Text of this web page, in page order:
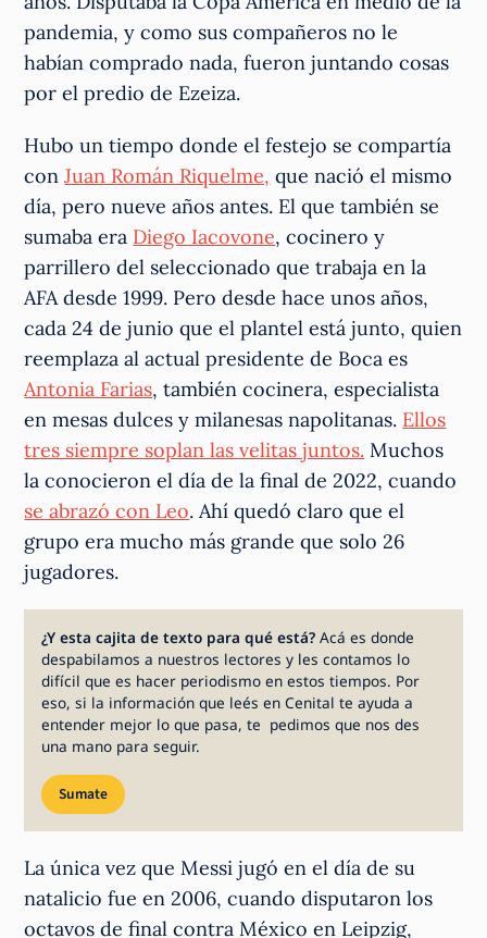
pandemia, y como sus compañeros no le
habían comprado nada, fueron juntando cosas
por el predio de Ezeiza.
Hubo un tiempo donde el festejo se compartía
conJuan Román Riquelme, que nació el mismo
día, pero nueve años antes. El que también se
sumaba era Diego Iacovone, cocinero y
parrillero del seleccionado que trabaja en la
AFA desde 1999. Pero desde hace unos años,
cada 24 de junio que el plantel está junto, quien
reemplaza al actual presidente de Boca es
Antonia Farias, también cocinera, especialista
en mesas dulces y milanesas napolitanas. Ellos
tres siempre soplan las velitas juntos. Muchos
la conocieron el día de la final de 2022, cuando
se abrazó con Leo. Ahí quedó claro que el
grupo era mucho más grande que solo 26
jugadores.
¿Y esta cajita de texto para qué está?Acá es donde
despabilamos a nuestros lectores y les contamos lo
difícil que es hacer periodismo en estos tiempos. Por
eso, si la información que leés en Cenital te ayuda a
entender mejor lo que pasa, te pedimos que nos des
una mano para seguir.
Sumate
La única vez que Messi jugó en el día de su
natalicio fue en 2006, cuando disputaron los
octavos de final contra México en Leipzig,